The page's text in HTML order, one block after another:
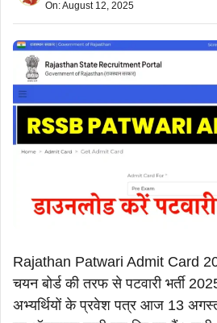
On: August 12, 2025
Rajathan Patwari Admit Card
चयन बोर्ड की तरफ से पटवारी भर्ती
अभ्यर्थियों के प्रवेश पत्र आज 13